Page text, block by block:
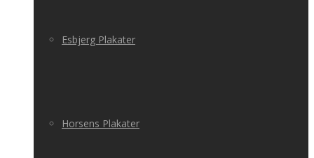
Esbjerg Plakater
Horsens Plakater